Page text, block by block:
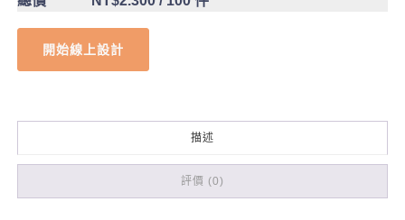
開始線上設計
描述
評價 (0)